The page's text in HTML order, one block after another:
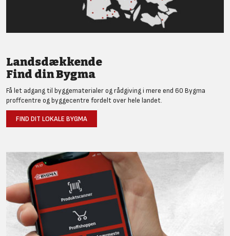
Landsdækkende
Find din Bygma
Få let adgang til byggematerialer og rådgiving i mere end 60 Bygma
proffcentre og byggecentre fordelt over hele landet.
FIND DIT LOKALE BYGMA